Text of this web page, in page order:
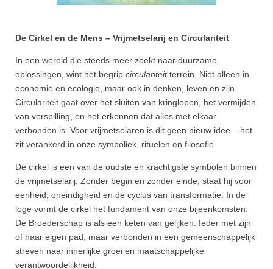
De Cirkel en de Mens – Vrijmetselarij en Circulariteit
In een wereld die steeds meer zoekt naar duurzame
oplossingen, wint het begrip circulariteitterrein. Niet alleen in
economie en ecologie, maar ook in denken, leven en zijn.
Circulariteit gaat over het sluiten van kringlopen, het vermijden
van verspilling, en het erkennen dat alles met elkaar
verbonden is. Voor vrijmetselaren is dit geen nieuw idee – het
zit verankerd in onze symboliek, rituelen en filosofie.
De cirkel is een van de oudste en krachtigste symbolen binnen
de vrijmetselarij. Zonder begin en zonder einde, staat hij voor
eenheid, oneindigheid en de cyclus van transformatie. In de
loge vormt de cirkel het fundament van onze bijeenkomsten:
De Broederschap is als een keten van gelijken. Ieder met zijn
of haar eigen pad, maar verbonden in een gemeenschappelijk
streven naar innerlijke groei en maatschappelijke
verantwoordelijkheid.